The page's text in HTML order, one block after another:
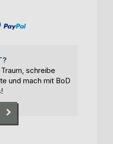
schreibe
und mach mit BoD